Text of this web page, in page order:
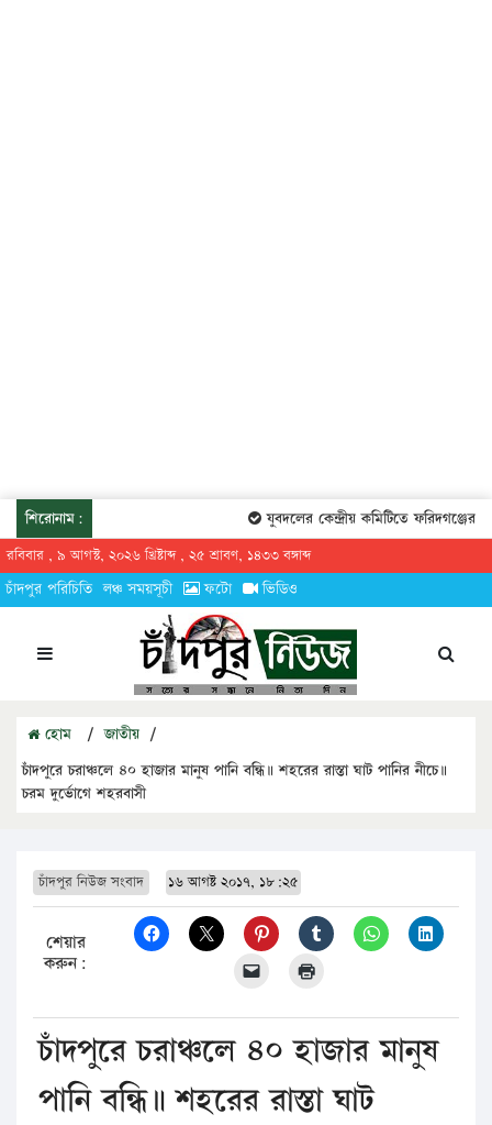
শিরোনাম: যুবদলের কেন্দ্রীয় কমিটিতে ফরিদগঞ্জের
রবিবার , ৯ আগস্ট, ২০২৬ খ্রিষ্টাব্দ , ২৫ শ্রাবণ, ১৪৩৩ বঙ্গাব্দ
চাঁদপুর পরিচিতি লঞ্চ সময়সূচী ফটো ভিডিও
হোম / জাতীয় /
চাঁদপুরে চরাঞ্চলে ৪০ হাজার মানুষ পানি বন্ধি॥ শহরের রাস্তা ঘাট পানির নীচে॥
চরম দুর্ভোগে শহরবাসী
চাঁদপুর নিউজ সংবাদ ১৬ আগষ্ট ২০১৭, ১৮:২৫
শেয়ার
করুন:
চাঁদপুরে চরাঞ্চলে ৪০ হাজার মানুষ
পানি বন্ধি॥ শহরের রাস্তা ঘাট